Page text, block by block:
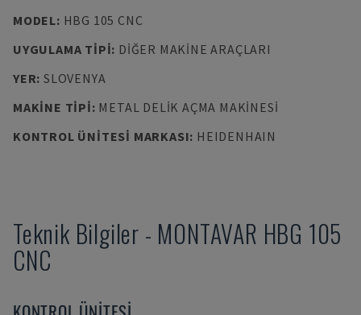
MODEL: HBG 105 CNC
UYGULAMA TIPI: DIĞER MAKINE ARAÇLARI
YER: SLOVENYA
MAKINE TIPI: METAL DELIK AÇMA MAKINESI
KONTROL ÜNITESI MARKASI: HEIDENHAIN
Teknik Bilgiler - MONTAVAR HBG 105
CNC